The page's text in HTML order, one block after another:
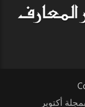
أكتوبر